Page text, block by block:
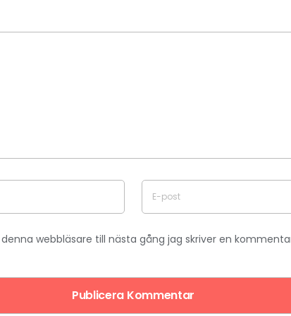
webbläsare till nästa gång jag skriver en